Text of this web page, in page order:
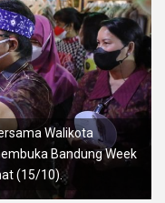
Walikota
Bandung Week
(15/10).